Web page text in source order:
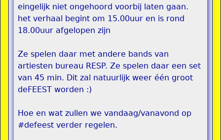
eingelijk niet ongehoord voorbij laten gaan.
het verhaal begint om 15.00uur en is rond
18.00uur afgelopen zijn
Ze spelen daar met andere bands van
artiesten bureau RESP. Ze spelen daar een set
van 45 min. Dit zal natuurlijk weer één groot
deFEEST worden :)
Hoe en wat zullen we vandaag/vanavond op
#defeest verder regelen.